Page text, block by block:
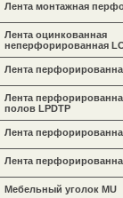
Лента монтажная
Лента оцинкованная
неперфорированная
Лента
Лента
полов LPDTP
Лента
Лента
Мебельный уголок MU